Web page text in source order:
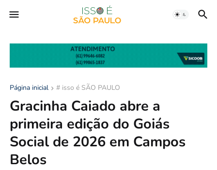
Página inicial # isso é SÃO PAULO
Gracinha Caiado abre a
primeira edição do Goiás
Social de 2026 em Campos
Belos